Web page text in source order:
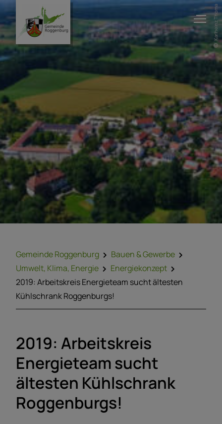
Karlheinz Thoma
Gemeinde Roggenburg
Bauen & Gewerbe
Umwelt, Klima, Energie
Energiekonzept
2019: Arbeitskreis Energieteam sucht ältesten
Kühlschrank Roggenburgs!
2019: Arbeitskreis
Energieteam sucht
ältesten Kühlschrank
Roggenburgs!